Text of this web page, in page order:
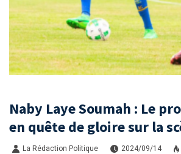
Naby Laye Soumah : Le
en quête de gloire sur la
sénégalaise
La Rédaction Politique 2024/09/14